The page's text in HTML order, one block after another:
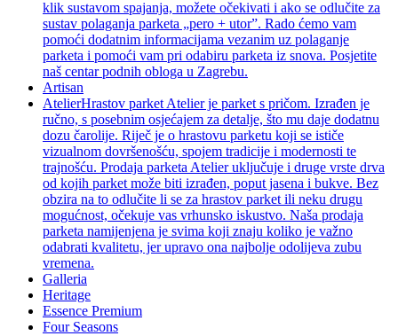
klik sustavom spajanja, možete očekivati i ako se odlučite za
sustav polaganja parketa „pero + utor”. Rado ćemo vam
pomoći dodatnim informacijama vezanim uz polaganje
parketa i pomoći vam pri odabiru parketa iz snova. Posjetite
naš centar podnih obloga u Zagrebu.
Artisan
AtelierHrastov parket Atelier je parket s pričom. Izrađen je
ručno, s posebnim osjećajem za detalje, što mu daje dodatnu
dozu čarolije. Riječ je o hrastovu parketu koji se ističe
vizualnom dovršenošću, spojem tradicije i modernosti te
trajnošću. Prodaja parketa Atelier uključuje i druge vrste drva
od kojih parket može biti izrađen, poput jasena i bukve. Bez
obzira na to odlučite li se za hrastov parket ili neku drugu
mogućnost, očekuje vas vrhunsko iskustvo. Naša prodaja
parketa namijenjena je svima koji znaju koliko je važno
odabrati kvalitetu, jer upravo ona najbolje odolijeva zubu
vremena.
Galleria
Heritage
Essence Premium
Four Seasons